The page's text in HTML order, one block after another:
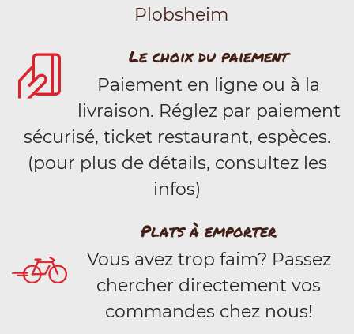
Plobsheim
Le choix du paiement
Paiement en ligne ou à la
livraison. Réglez par paiement
sécurisé, ticket restaurant, espèces.
(pour plus de détails, consultez les
infos)
Plats à emporter
Vous avez trop faim? Passez
chercher directement vos
commandes chez nous!